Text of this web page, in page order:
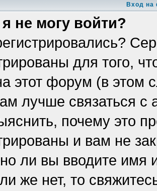
Вход на
не могу войти?
для того,
этот форум (в этом
лучше связаться
почему это
и вам не
ли вы вводите
же нет, то